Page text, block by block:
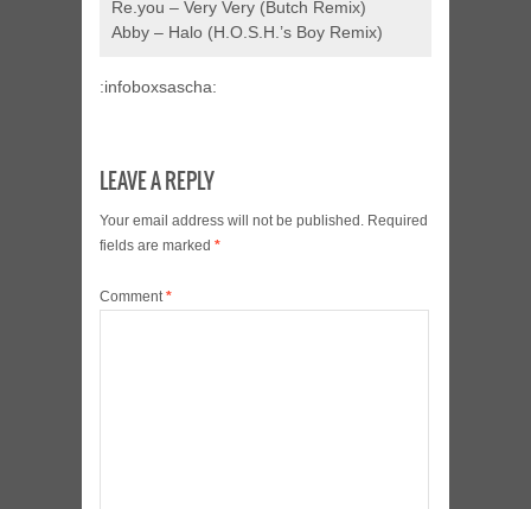
Re.you – Very Very (Butch Remix)
Abby – Halo (H.O.S.H.’s Boy Remix)
:infoboxsascha:
LEAVE A REPLY
Your email address will not be published. Required
fields are marked *
Comment*